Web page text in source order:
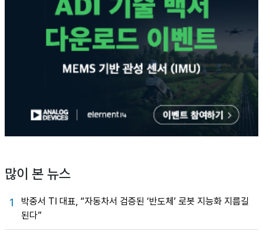
많이 본 뉴스
1
박중서 TI 대표, “자동차서 검증된 ‘반도체’ 로봇 지능화 지름길
된다”